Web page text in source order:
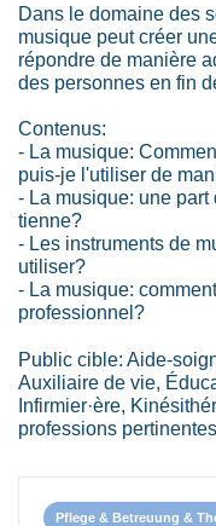
Dans le domaine des
musique peut créer
répondre de manière
des personnes en fin
Contenus:
- La musique:
puis-je l'utiliser de
- La musique: une
tienne?
- Les instruments de
utiliser?
- La musique:
professionnel?
Public cible: Aide-
Auxiliaire de vie,
Infirmier·ère,
professions pertinentes
Pflege & Betreuung &